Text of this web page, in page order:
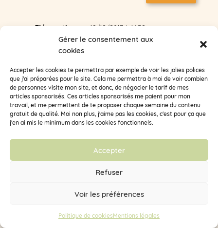
Gérer le consentement aux
cookies
Accepter les cookies te permettra par exemple de voir les jolies polices
que j'ai préparées pour le site. Cela me permettra à moi de voir combien
de personnes visite mon site, et donc, de négocier le tarif de mes
articles sponsorisés. Ces articles sponsorisés me paient pour mon
travail, et me permettent de te proposer chaque semaine du contenu
gratuit de qualité. Moi non plus, j'aime pas les cookies, c'est pour ça que
j'en ai mis le minimum dans les cookies fonctionnels.
Accepter
Refuser
Voir les préférences
Politique de cookiesMentions légales
Clémentine sur 19/12/2017 à 16:59
J’espère que ça a bien fonctionné pour toi et ta
famille (oh lala que de retard dans mes réponses
aux commentaires !)
Gaby sur 26/06/2017 à 19:52
Oh!!! C’est génial! Je cherchais une organisation pour
faire comprendre à Mr que je fais quasiment TOUT…
j’ai trouvé ce qu’il me faut!! Merci mille fois clémentine
Avec grand plaisir ! j’espère que ça a fonctionné